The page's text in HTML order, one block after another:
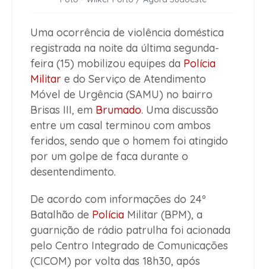
Uma ocorrência de violência doméstica
registrada na noite da última segunda-
feira (15) mobilizou equipes da Polícia
Militar e do Serviço de Atendimento
Móvel de Urgência (SAMU) no bairro
Brisas III, em Brumado. Uma discussão
entre um casal terminou com ambos
feridos, sendo que o homem foi atingido
por um golpe de faca durante o
desentendimento.
De acordo com informações do 24º
Batalhão de Polícia Militar (BPM), a
guarnição de rádio patrulha foi acionada
pelo Centro Integrado de Comunicações
(CICOM) por volta das 18h30, após